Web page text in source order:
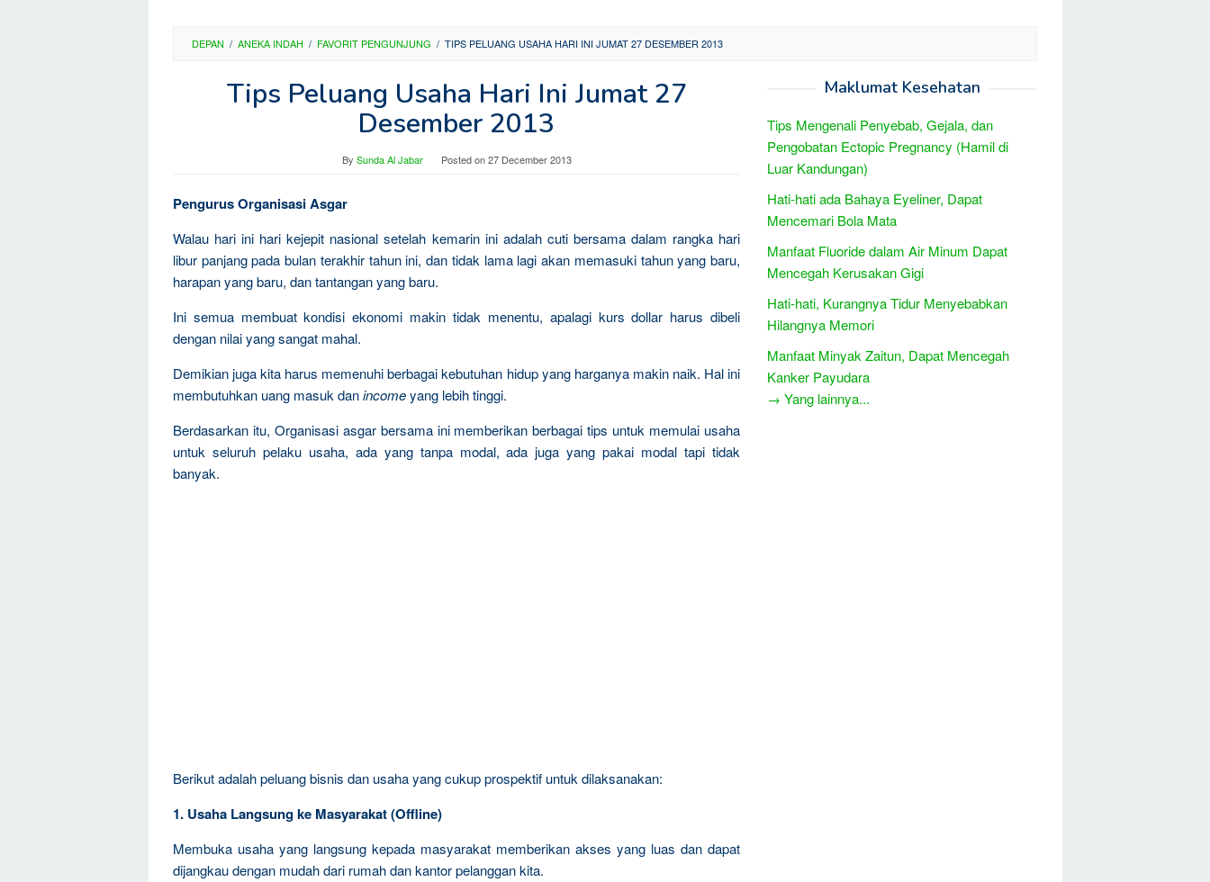
DEPAN / ANEKA INDAH / FAVORIT PENGUNJUNG / TIPS PELUANG USAHA HARI INI JUMAT 27 DESEMBER 2013
Tips Peluang Usaha Hari Ini Jumat 27
Desember 2013
By Sunda Al Jabar Posted on27 December 2013
Pengurus Organisasi Asgar
Walau hari ini hari kejepit nasional setelah kemarin ini adalah cuti bersama dalam rangka hari
libur panjang pada bulan terakhir tahun ini, dan tidak lama lagi akan memasuki tahun yang baru,
harapan yang baru, dan tantangan yang baru.
Ini semua membuat kondisi ekonomi makin tidak menentu, apalagi kurs dollar harus dibeli
dengan nilai yang sangat mahal.
Demikian juga kita harus memenuhi berbagai kebutuhan hidup yang harganya makin naik. Hal ini
membutuhkan uang masuk danincomeyang lebih tinggi.
Berdasarkan itu, Organisasi asgar bersama ini memberikan berbagai tips untuk memulai usaha
untuk seluruh pelaku usaha, ada yang tanpa modal, ada juga yang pakai modal tapi tidak
banyak.
Berikut adalah peluang bisnis dan usaha yang cukup prospektif untuk dilaksanakan:
1. Usaha Langsung ke Masyarakat (Offline)
Membuka usaha yang langsung kepada masyarakat memberikan akses yang luas dan dapat
dijangkau dengan mudah dari rumah dan kantor pelanggan kita.
Maklumat Kesehatan
Tips Mengenali Penyebab, Gejala, dan
Pengobatan Ectopic Pregnancy (Hamil di
Luar Kandungan)
Hati-hati ada Bahaya Eyeliner, Dapat
Mencemari Bola Mata
Manfaat Fluoride dalam Air Minum Dapat
Mencegah Kerusakan Gigi
Hati-hati, Kurangnya Tidur Menyebabkan
Hilangnya Memori
Manfaat Minyak Zaitun, Dapat Mencegah
Kanker Payudara
→ Yang lainnya...